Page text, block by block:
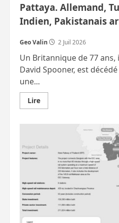
Pattaya. Allemand,
Indien, Pakistanais
Geo Valin 2 Juil 2026
Un Britannique de 77
David Spooner, est
une...
LireEn
savoir
du
étage
Pattaya.
Allemand,
Turc,
Finlandais,
Indien,
Pakistanais
arrêtés.